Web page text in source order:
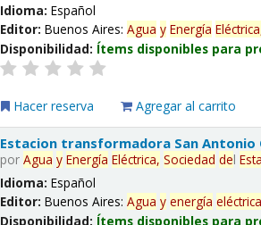
Idioma:Español
Editor:Buenos Aires:Agua y Energía
Disponibilidad: Ítems disponibles para
Hacer reserva Agregar al carrito
Estacion transformadora San Antonio
porAgua y Energía Eléctrica, Sociedad del
Idioma:Español
Editor:Buenos Aires:Agua y energía
Disponibilidad: Ítems disponibles para